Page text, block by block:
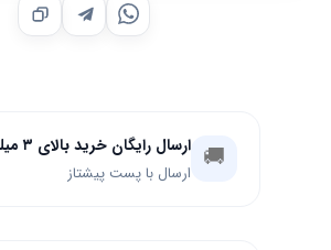
🚚 ارسال رایگان خرید بالای ۳ میلیون تومان
ارسال با پست پیشتاز